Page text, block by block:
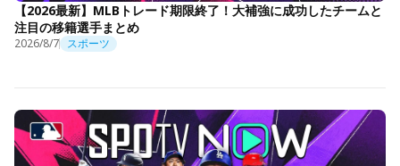
【2026最新】MLBトレード期限終了！大補強に成功したチームと
注目の移籍選手まとめ
2026/8/7 スポーツ